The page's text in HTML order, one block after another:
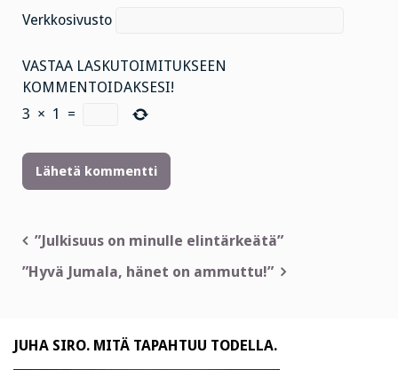
Verkkosivusto
VASTAA LASKUTOIMITUKSEEN
KOMMENTOIDAKSESI!
3 × 1 =
Artikkelien
selaus
”Julkisuus on minulle elintärkeätä”
”Hyvä Jumala, hänet on ammuttu!”
JUHA SIRO. MITÄ TAPAHTUU TODELLA.